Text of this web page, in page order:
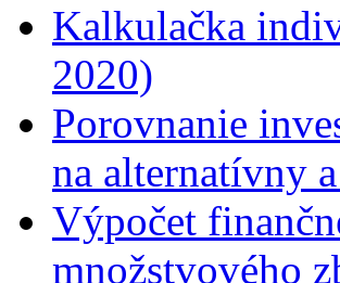
Kalkulačka
2020)
Porovnanie
na alternatívny
Výpočet
množstvového